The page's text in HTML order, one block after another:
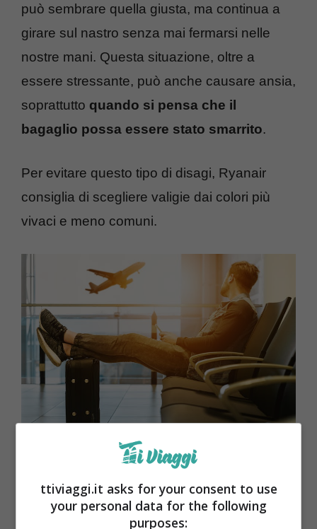
può sembrare quella giusta, ma continua a
girare sul nastro senza mai fermarsi nelle
nostre mani. Questa situazione, oltre a
essere stressante, può anche causare ansia,
soprattutto quando si pensa che il
bagaglio possa essere stato smarrito.
Per evitare questo tipo di disagi, Ryanair
consiglia di scegliere valigie dai colori più
vivaci e meno comuni.
Scegliere valigie diverse
ttiviaggi.it asks for your consent to use
your personal data for the following
purposes: